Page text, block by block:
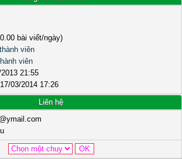
bài viết/ngày)
viên
viên
21:55
17/03/2014 17:26
Liên hệ